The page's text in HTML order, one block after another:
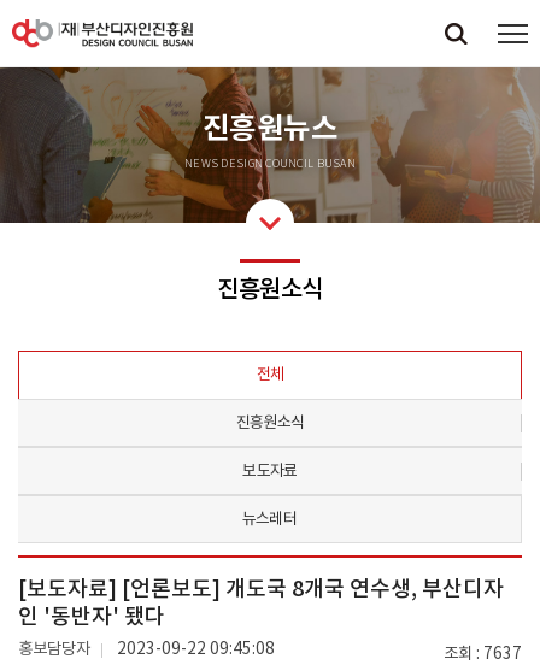
진흥원뉴스
NEWS DESIGN COUNCIL BUSAN
진흥원소식
전체
진흥원소식
보도자료
뉴스레터
[보도자료] [언론보도] 개도국 8개국 연수생, 부산디자
인 '동반자' 됐다
조회 7637
홍보담당자 2023-09-22 09:45:08